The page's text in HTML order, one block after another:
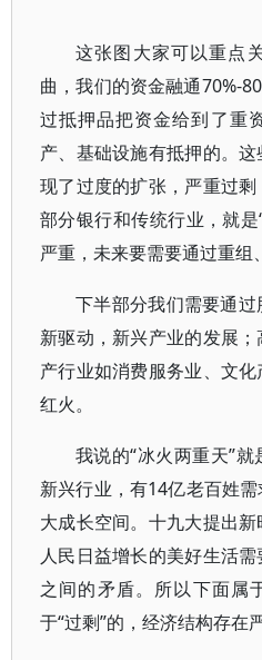
这张图大家可以重点
曲，我们的资金融通70%-
过抵押品把资金给到了重
产、基础设施有抵押的。
现了过度的扩张，严重过
部分银行和传统行业，就
严重，未来要需要通过重组
下半部分我们需要通
新驱动，新兴产业的发展
产行业如消费服务业、文
红火。
我说的“冰火两重天”
新兴行业，有14亿老百姓
大成长空间。十九大提出
人民日益增长的美好生活
之间的矛盾。所以下面属
于“过剩”的，经济结构存在